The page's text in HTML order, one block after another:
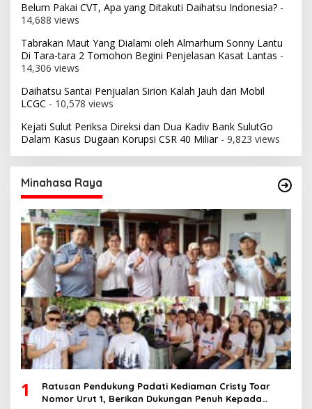
Belum Pakai CVT, Apa yang Ditakuti Daihatsu Indonesia? -
14,688 views
Tabrakan Maut Yang Dialami oleh Almarhum Sonny Lantu
Di Tara-tara 2 Tomohon Begini Penjelasan Kasat Lantas -
14,306 views
Daihatsu Santai Penjualan Sirion Kalah Jauh dari Mobil
LCGC - 10,578 views
Kejati Sulut Periksa Direksi dan Dua Kadiv Bank SulutGo
Dalam Kasus Dugaan Korupsi CSR 40 Miliar- 9,823 views
Minahasa Raya
1
Ratusan Pendukung Padati Kediaman Cristy Toar
Nomor Urut 1, Berikan Dukungan Penuh Kepada